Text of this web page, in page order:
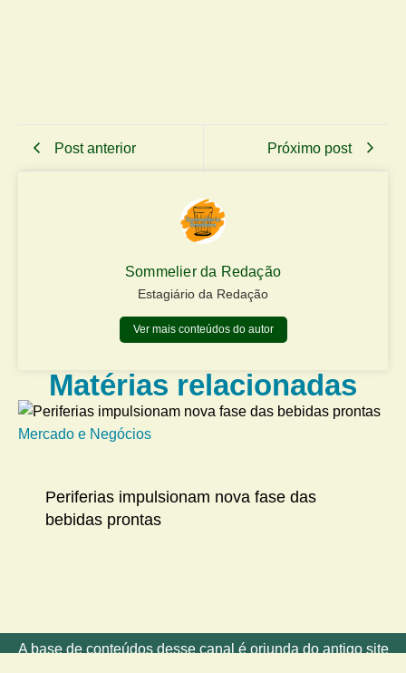
Post anterior Próximo post
Sommelier da Redação
Estagiário da Redação
Ver mais conteúdos do autor
Matérias relacionadas
Mercado e Negócios
Periferias impulsionam nova fase das
bebidas prontas
A base de conteúdos desse canal é oriunda do antigo site